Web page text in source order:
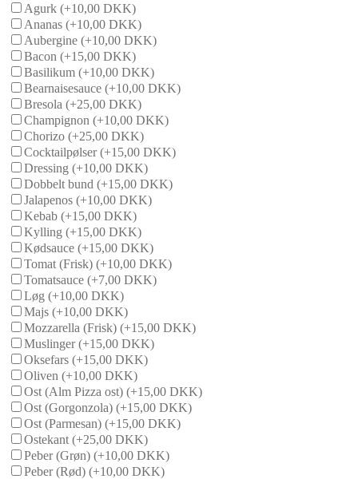
Agurk (+10,00 DKK)
Ananas (+10,00 DKK)
Aubergine (+10,00 DKK)
Bacon (+15,00 DKK)
Basilikum (+10,00 DKK)
Bearnaisesauce (+10,00 DKK)
Bresola (+25,00 DKK)
Champignon (+10,00 DKK)
Chorizo (+25,00 DKK)
Cocktailpølser(+15,00 DKK)
Dressing (+10,00 DKK)
Dobbelt bund (+15,00 DKK)
Jalapenos (+10,00 DKK)
Kebab (+15,00 DKK)
Kylling (+15,00 DKK)
Kødsauce (+15,00 DKK)
Tomat (Frisk) (+10,00 DKK)
Tomatsauce (+7,00 DKK)
Løg (+10,00 DKK)
Majs (+10,00 DKK)
Mozzarella (Frisk) (+15,00 DKK)
Muslinger(+15,00 DKK)
Oksefars (+15,00 DKK)
Oliven (+10,00 DKK)
Ost (Alm Pizza ost) (+15,00 DKK)
Ost (Gorgonzola) (+15,00 DKK)
Ost (Parmesan) (+15,00 DKK)
Ostekant (+25,00 DKK)
Peber (Grøn) (+10,00 DKK)
Peber (Rød) (+10,00 DKK)